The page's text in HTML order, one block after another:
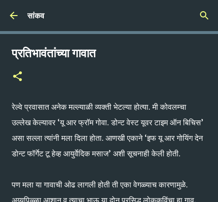
सांकव
प्रतिभावंतांच्या गावात
रेल्वे प्रवासात अनेक मल्ल्याळी व्यक्ती भेटल्या होत्या. मी कोवलम्चा
उल्लेख केल्यावर ‘यू आर फ्रॉम गोवा. डोन्ट वेस्ट यूवर टाइम ऑन बिचिस’
असा सल्ला त्यांनी मला दिला होता. आणखी एकाने ‘इफ यू आर गोयिंग देन
डोन्ट फॉर्गेट टू हेव्ह आयुर्वेदिक मसाज’ अशी सूचनाही केली होती.
पण मला या गावाची ओढ लागली होती ती एका वेगळ्याच कारणामुळे.
अय्यपिळ्ळा आशान व त्याचा भाऊ या दोन प्रसिद्ध लोककविंचा हा गाव.